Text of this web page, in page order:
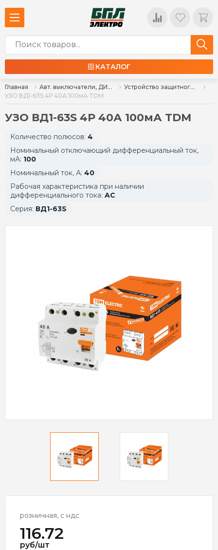
КАТАЛОГ
Главная Авт. выключатели, ДИФ, УЗО, ВН
Устройство защитного отключения УЗО
УЗО ВД1-63S 4Р 40А 100мА TDM
УЗО ВД1-63S 4Р 40А 100мА TDM
Количество полюсов: 4
Номинальный отключающий дифференциальный ток,
мА: 100
Номинальный ток, А: 40
Рабочая характеристика при наличии
дифференциального тока: AC
Серия: ВД1-63S
розничная, с ндс
116.72
руб/шт